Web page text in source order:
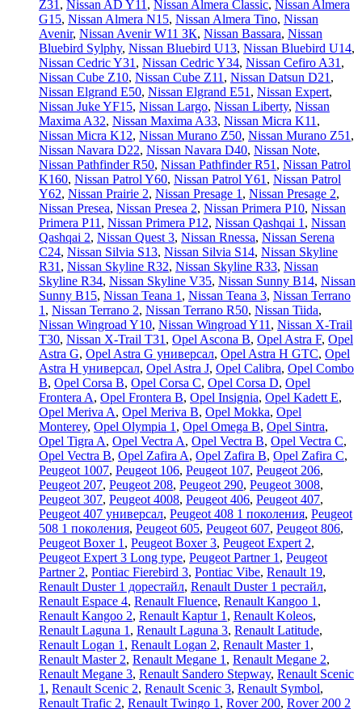
Z31 , Nissan AD Y11 , Nissan Almera Classic, Nissan Almera
G15, Nissan Almera N15, Nissan Almera Tino, Nissan
Avenir, Nissan Avenir W11 ЗК, Nissan Bassara, Nissan
Bluebird Sylphy, Nissan Bluebird U13, Nissan Bluebird U14,
Nissan Cedric Y31 , Nissan Cedric Y34, Nissan Cefiro A31 ,
Nissan Cube Z10, Nissan Cube Z11 , Nissan Datsun D21 ,
Nissan Elgrand E50, Nissan Elgrand E51 , Nissan Expert,
Nissan Juke YF15, Nissan Largo, Nissan Liberty, Nissan
Maxima A32, Nissan Maxima A33, Nissan Micra K11 ,
Nissan Micra K12, Nissan Murano Z50, Nissan Murano Z51 ,
Nissan Navara D22, Nissan Navara D40, Nissan Note,
Nissan Pathfinder R50, Nissan Pathfinder R51 , Nissan Patrol
K160, Nissan Patrol Y60, Nissan Patrol Y61 , Nissan Patrol
Y62, Nissan Prairie 2, Nissan Presage 1 , Nissan Presage 2,
Nissan Presea, Nissan Presea 2, Nissan Primera P10, Nissan
Primera P11 , Nissan Primera P12, Nissan Qashqai 1 , Nissan
Qashqai 2, Nissan Quest 3, Nissan Rnessa, Nissan Serena
C24, Nissan Silvia S13, Nissan Silvia S14, Nissan Skyline
R31 , Nissan Skyline R32, Nissan Skyline R33, Nissan
Skyline R34, Nissan Skyline V35, Nissan Sunny B14, Nissan
Sunny B15, Nissan Teana 1 , Nissan Teana 3, Nissan Terrano
1 , Nissan Terrano 2, Nissan Terrano R50, Nissan Tiida,
Nissan Wingroad Y10, Nissan Wingroad Y11 , Nissan X-Trail
T30, Nissan X-Trail T31 , Opel Ascona B, Opel Astra F, Opel
Astra G, Opel Astra G универсал, Opel Astra H GTC, Opel
Astra H универсал, Opel Astra J, Opel Calibra, Opel Combo
B, Opel Corsa B, Opel Corsa C, Opel Corsa D, Opel
Frontera A, Opel Frontera B, Opel Insignia, Opel Kadett E,
Opel Meriva A, Opel Meriva B, Opel Mokka, Opel
Monterey, Opel Olympia 1 , Opel Omega B, Opel Sintra,
Opel Tigra A, Opel Vectra A, Opel Vectra B, Opel Vectra C,
Opel Vectra В, Opel Zafira A, Opel Zafira B, Opel Zafira C,
Peugeot 1007, Peugeot 106, Peugeot 107, Peugeot 206,
Peugeot 207, Peugeot 208, Peugeot 290, Peugeot 3008,
Peugeot 307, Peugeot 4008, Peugeot 406, Peugeot 407,
Peugeot 407 универсал, Peugeot 408 1 поколения, Peugeot
508 1 поколения, Peugeot 605, Peugeot 607, Peugeot 806,
Peugeot Boxer 1 , Peugeot Boxer 3, Peugeot Expert 2,
Peugeot Expert 3 Long type, Peugeot Partner 1 , Peugeot
Partner 2, Pontiac Fierebird 3, Pontiac Vibe, Renault 19,
Renault Duster 1 дорестайл, Renault Duster 1 рестайл,
Renault Espace 4, Renault Fluence, Renault Kangoo 1 ,
Renault Kangoo 2, Renault Kaptur 1 , Renault Koleos,
Renault Laguna 1 , Renault Laguna 3, Renault Latitude,
Renault Logan 1 , Renault Logan 2, Renault Master 1 ,
Renault Master 2, Renault Megane 1 , Renault Megane 2,
Renault Megane 3, Renault Sandero Stepway, Renault Scenic
1 , Renault Scenic 2, Renault Scenic 3, Renault Symbol,
Renault Trafic 2, Renault Twingo 1 , Rover 200, Rover 200 2